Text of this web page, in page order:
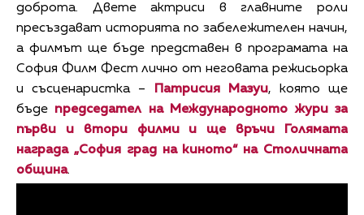
доброта. Двете актриси в главните роли
пресъздават историята по забележителен начин,
а филмът ще бъде представен в програмата на
София Филм Фест лично от неговата режисьорка
и съсценаристка –
Патрисия Мазуи, която ще
бъде председател на Международното жури за
първи и втори филми и ще връчи Голямата
награда „София град на киното“ на Столичната
община.